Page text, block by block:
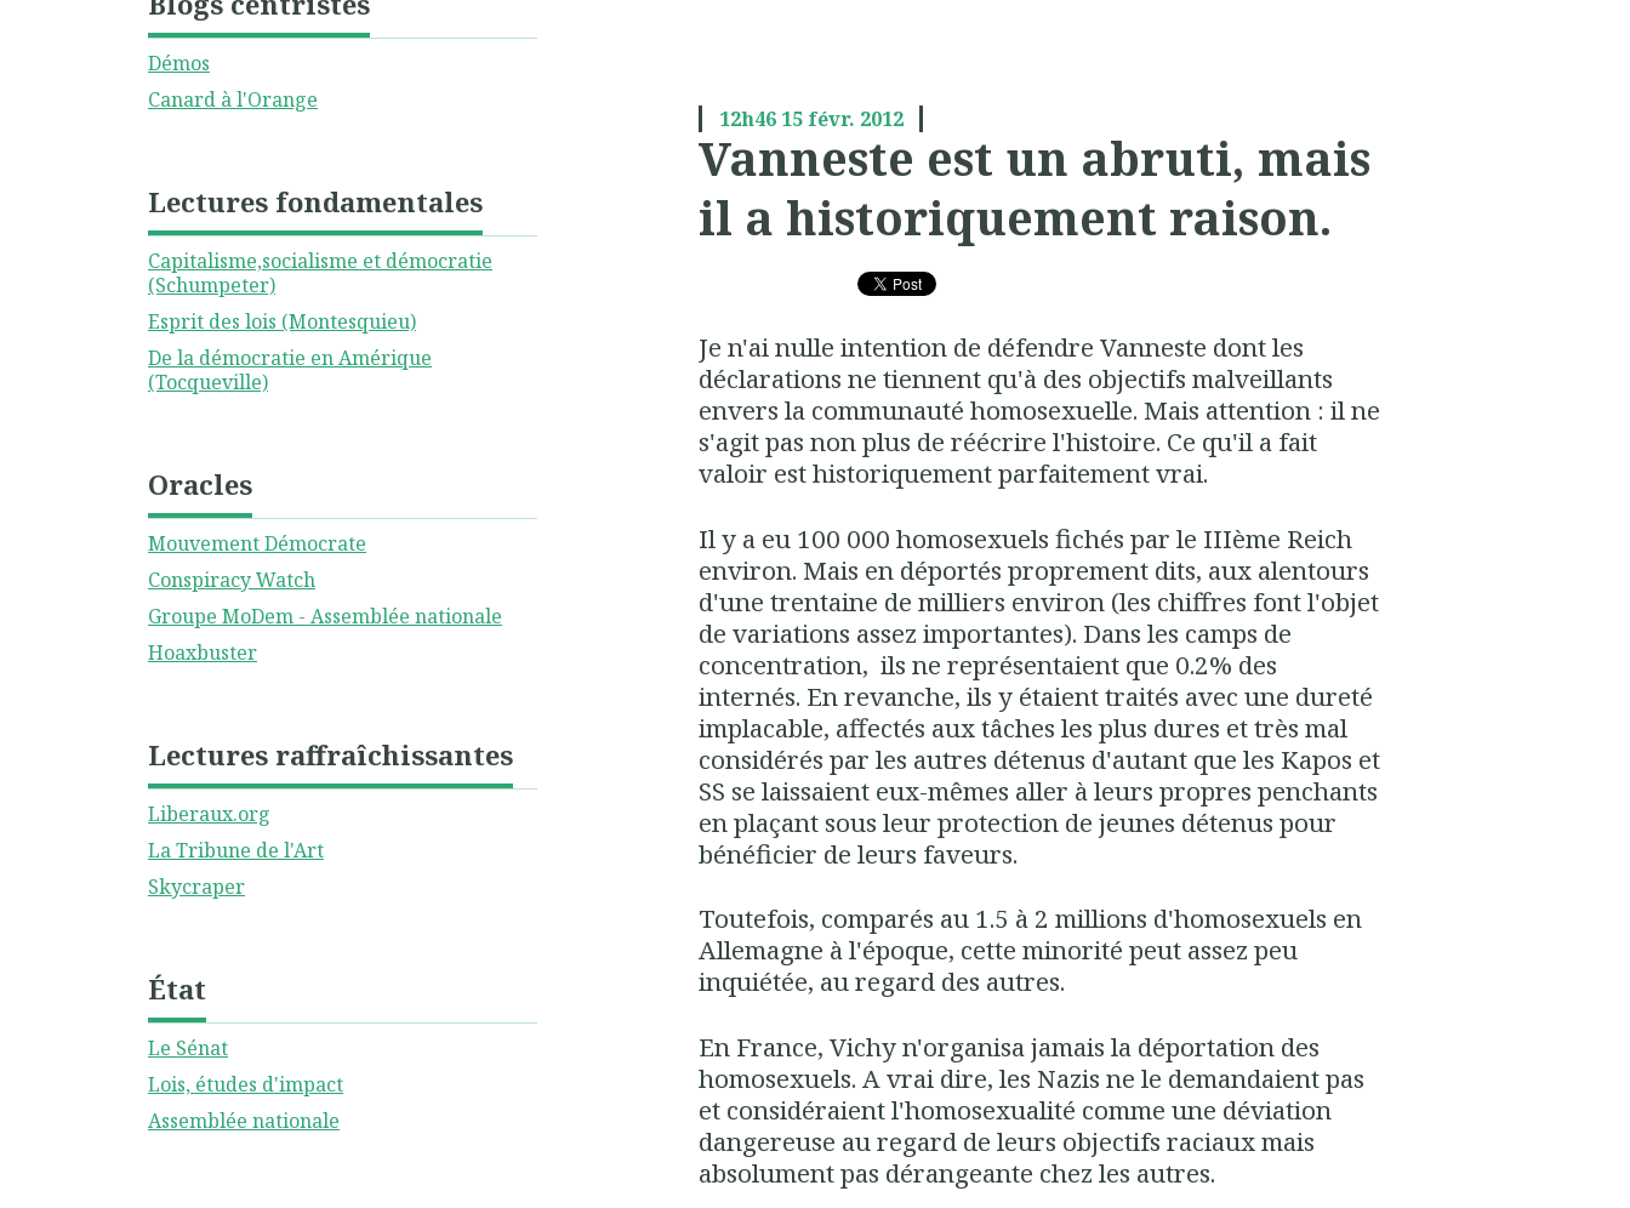
Démos
Canard à l'Orange
Lectures fondamentales
Capitalisme,socialisme et démocratie
(Schumpeter)
Esprit des lois (Montesquieu)
De la démocratie en Amérique
(Tocqueville)
Oracles
Mouvement Démocrate
Conspiracy Watch
Groupe MoDem - Assemblée nationale
Hoaxbuster
Lectures raffraîchissantes
Liberaux.org
La Tribune de l'Art
Skycraper
État
Le Sénat
Lois, études d'impact
Assemblée nationale
12h46 15 févr. 2012
Vanneste est un abruti, mais
il a historiquement raison.
Je n'ai nulle intention de défendre Vanneste dont les
déclarations ne tiennent qu'à des objectifs malveillants
envers la communauté homosexuelle. Mais attention : il ne
s'agit pas non plus de réécrire l'histoire. Ce qu'il a fait
valoir est historiquement parfaitement vrai.
Il y a eu 100 000 homosexuels fichés par le IIIème Reich
environ. Mais en déportés proprement dits, aux alentours
d'une trentaine de milliers environ (les chiffres font l'objet
de variations assez importantes). Dans les camps de
concentration, ils ne représentaient que 0.2% des
internés. En revanche, ils y étaient traités avec une dureté
implacable, affectés aux tâches les plus dures et très mal
considérés par les autres détenus d'autant que les Kapos et
SS se laissaient eux-mêmes aller à leurs propres penchants
en plaçant sous leur protection de jeunes détenus pour
bénéficier de leurs faveurs.
Toutefois, comparés au 1.5 à 2 millions d'homosexuels en
Allemagne à l'époque, cette minorité peut assez peu
inquiétée, au regard des autres.
En France, Vichy n'organisa jamais la déportation des
homosexuels. A vrai dire, les Nazis ne le demandaient pas
et considéraient l'homosexualité comme une déviation
dangereuse au regard de leurs objectifs raciaux mais
absolument pas dérangeante chez les autres.